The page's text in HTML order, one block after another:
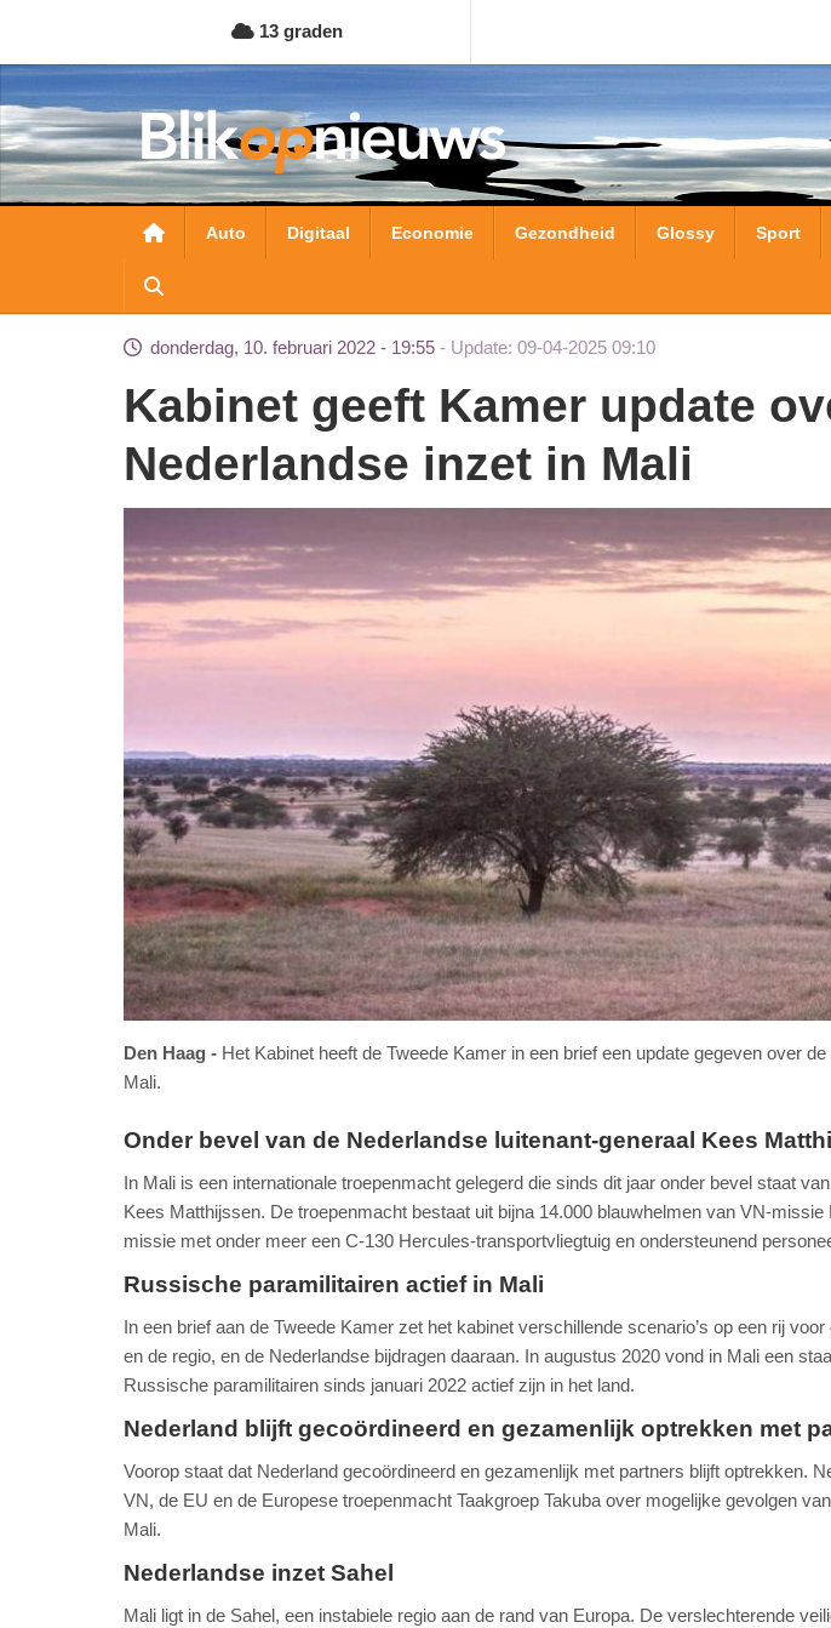
naar
de
inhoud
gaan
13 graden
Hoofdnavigatie
Auto Digitaal Economie Gezondheid Glossy Sport
donderdag, 10. februari 2022 - 19:55 Update: 09-04-2025 09:10
Kabinet geeft Kamer update over
Nederlandse inzet in Mali
Den Haag
Het Kabinet heeft de Tweede Kamer in een brief een update gegeven over
Mali.
Onder bevel van de Nederlandse luitenant-generaal Kees
In Mali is een internationale troepenmacht gelegerd die sinds dit jaar onder bevel staat
Kees Matthijssen. De troepenmacht bestaat uit bijna 14.000 blauwhelmen van VN-
missie met onder meer een C-130 Hercules-transportvliegtuig en ondersteunend
Russische paramilitairen actief in Mali
In een brief aan de Tweede Kamer zet het kabinet verschillende scenario’s op een rij
en de regio, en de Nederlandse bijdragen daaraan. In augustus 2020 vond in Mali een
Russische paramilitairen sinds januari 2022 actief zijn in het land.
Nederland blijft gecoördineerd en gezamenlijk optrekken met
Voorop staat dat Nederland gecoördineerd en gezamenlijk met partners blijft optrekken.
VN, de EU en de Europese troepenmacht Taakgroep Takuba over mogelijke gevolgen
Mali.
Nederlandse inzet Sahel
Mali ligt in de Sahel, een instabiele regio aan de rand van Europa. De verslechterende